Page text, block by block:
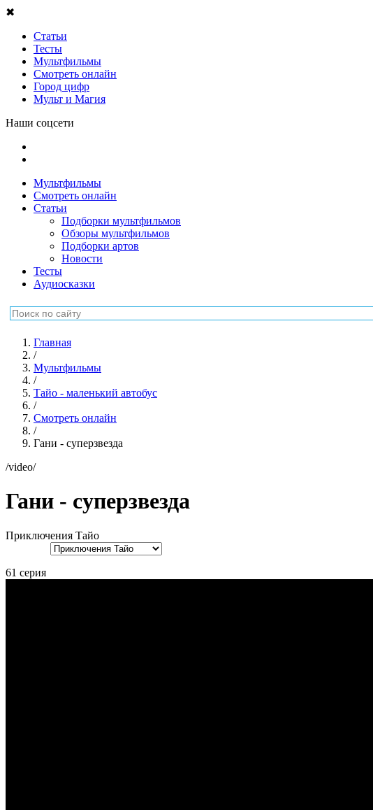
✖
Статьи
Тесты
Мультфильмы
Смотреть онлайн
Город цифр
Мульт и Магия
Наши соцсети
Мультфильмы
Смотреть онлайн
Статьи
Подборки мультфильмов
Обзоры мультфильмов
Подборки артов
Новости
Тесты
Аудиосказки
Главная
/
Мультфильмы
/
Тайо - маленький автобус
/
Смотреть онлайн
/
Гани - суперзвезда
/video/
Гани - суперзвезда
Приключения Тайо
61 серия